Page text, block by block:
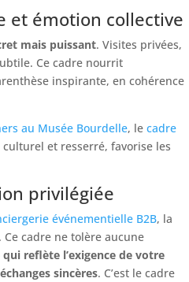
et émotion collective
mais puissant. Visites privées,
Ce cadre nourrit
inspirante, en cohérence
au Musée Bourdelle, lecadre
culturel et resserré, favorise les
privilégiée
événementielle B2B, la
cadre ne tolère aucune
reflète l’exigence de votre
échanges sincères. C’est le cadre